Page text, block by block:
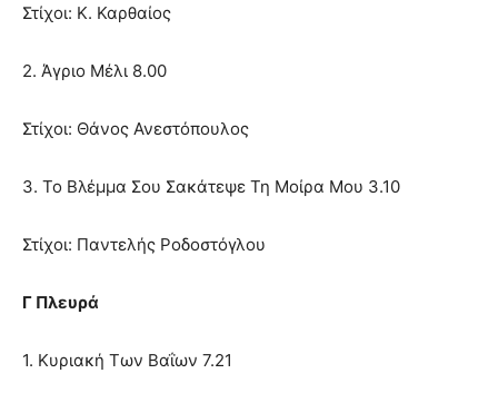
Στίχοι: Κ. Καρθαίος
2. Άγριο Μέλι 8.00
Στίχοι: Θάνος Ανεστόπουλος
3. Το Βλέμμα Σου Σακάτεψε Τη Μοίρα Μου 3.10
Στίχοι: Παντελής Ροδοστόγλου
Γ Πλευρά
1. Κυριακή Των Βαΐων 7.21